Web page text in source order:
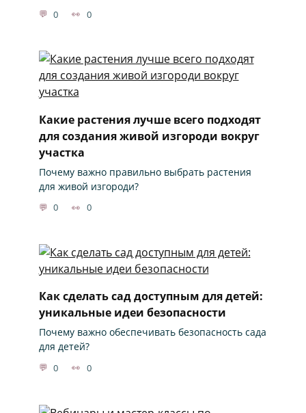
0 0
Какие растения лучше всего подходят
для создания живой изгороди вокруг
участка
Почему важно правильно выбрать растения
для живой изгороди?
0 0
Как сделать сад доступным для детей:
уникальные идеи безопасности
Почему важно обеспечивать безопасность сада
для детей?
0 0